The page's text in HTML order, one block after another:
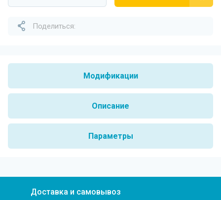
Поделиться:
Модификации
Описание
Параметры
Доставка и самовывоз